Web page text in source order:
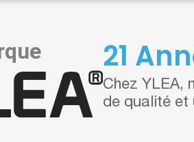
21
Chez YLEA,
de qualité et